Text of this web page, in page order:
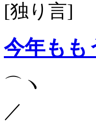
[独り言]
今年もも
⌒